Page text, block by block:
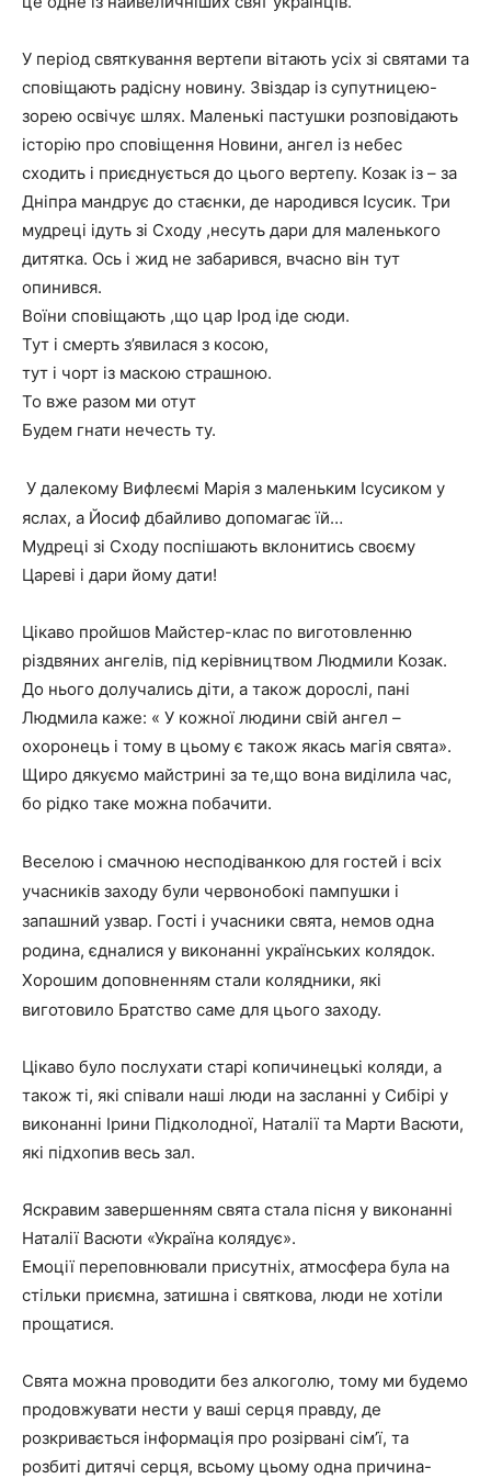
У період святкування вертепи вітають усіх зі святами та
сповіщають радісну новину. Звіздар із супутницею-
зорею освічує шлях. Маленькі пастушки розповідають
історію про сповіщення Новини, ангел із небес
сходить і приєднується до цього вертепу. Козак із – за
Дніпра мандрує до стаєнки, де народився Ісусик. Три
мудреці ідуть зі Сходу ,несуть дари для маленького
дитятка. Ось і жид не забарився, вчасно він тут
опинився.
Воїни сповіщають ,що цар Ірод іде сюди.
Тут і смерть з’явилася з косою,
тут і чорт із маскою страшною.
То вже разом ми отут
Будем гнати нечесть ту.
У далекому Вифлеємі Марія з маленьким Ісусиком у
яслах, а Йосиф дбайливо допомагає їй…
Мудреці зі Сходу поспішають вклонитись своєму
Цареві і дари йому дати!
Цікаво пройшов Майстер-клас по виготовленню
різдвяних ангелів, під керівництвом Людмили Козак.
До нього долучались діти, а також дорослі, пані
Людмила каже: « У кожної людини свій ангел –
охоронець і тому в цьому є також якась магія свята».
Щиро дякуємо майстрині за те,що вона виділила час,
бо рідко таке можна побачити.
Веселою і смачною несподіванкою для гостей і всіх
учасників заходу були червонобокі пампушки і
запашний узвар. Гості і учасники свята, немов одна
родина, єдналися у виконанні українських колядок.
Хорошим доповненням стали колядники, які
виготовило Братство саме для цього заходу.
Цікаво було послухати старі копичинецькі коляди, а
також ті, які співали наші люди на засланні у Сибірі у
виконанні Ірини Підколодної, Наталії та Марти Васюти,
які підхопив весь зал.
Яскравим завершенням свята стала пісня у виконанні
Наталії Васюти «Україна колядує».
Емоції переповнювали присутніх, атмосфера була на
стільки приємна, затишна і святкова, люди не хотіли
прощатися.
Свята можна проводити без алкоголю, тому ми будемо
продовжувати нести у ваші серця правду, де
розкривається інформація про розірвані сім’ї, та
розбиті дитячі серця, всьому цьому одна причина-